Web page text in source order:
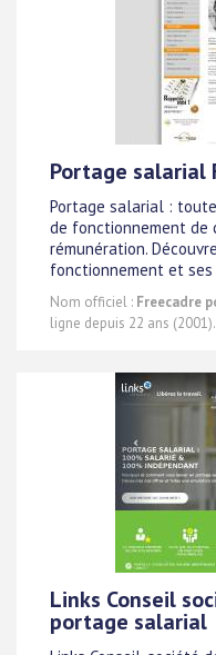
Portage salarial
Portage salarial :
de fonctionnement de
rémunération.
fonctionnement et ses
Nom officiel : Freecadre
ligne depuis 22 ans (2001).
Links Conseil
portage salarial